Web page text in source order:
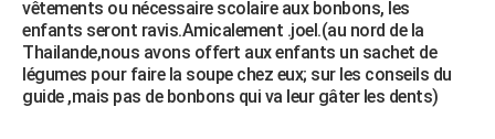
vêtements ou nécessaire scolaire aux bonbons, les
enfants seront ravis.Amicalement .joel.(au nord de la
Thailande,nous avons offert aux enfants un sachet de
légumes pour faire la soupe chez eux; sur les conseils du
guide ,mais pas de bonbons qui va leur gâter les dents)